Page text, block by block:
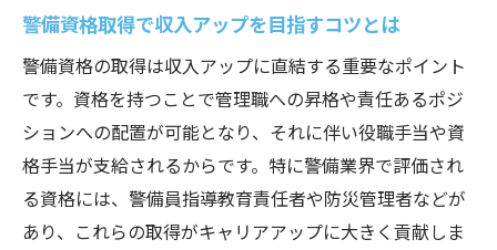
警備資格取得で収入アップを目指すコツとは
警備資格の取得は収入アップに直結する重要なポイント
です。資格を持つことで管理職への昇格や責任あるポジ
ションへの配置が可能となり、それに伴い役職手当や資
格手当が支給されるからです。特に警備業界で評価され
る資格には、警備員指導教育責任者や防災管理者などが
あり、これらの取得がキャリアアップに大きく貢献しま